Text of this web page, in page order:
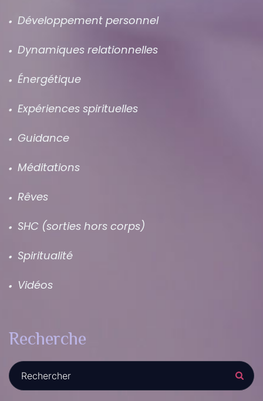
Développement personnel
Dynamiques relationnelles
Énergétique
Expériences spirituelles
Guidance
Méditations
Rêves
SHC (sorties hors corps)
Spiritualité
Vidéos
Recherche
Recherche :